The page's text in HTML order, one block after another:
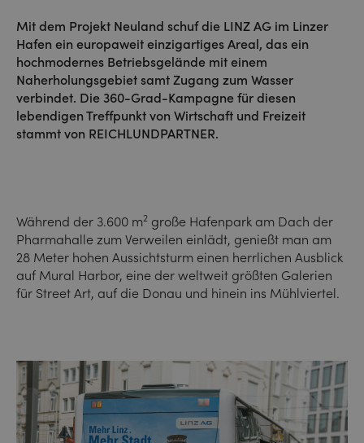
Mit dem Projekt Neuland schuf die LINZ AG im Linzer
Hafen ein europaweit einzigartiges Areal, das ein
hochmodernes Betriebsgelände mit einem
Naherholungsgebiet samt Zugang zum Wasser
verbindet. Die 360-Grad-Kampagne für diesen
lebendigen Treffpunkt von Wirtschaft und Freizeit
stammt von REICHLUNDPARTNER.
Während der 3.600 m2 große Hafenpark am Dach der
Pharmahalle zum Verweilen einlädt, genießt man am
28 Meter hohen Aussichtsturm einen herrlichen Ausblick
auf Mural Harbor, eine der weltweit größten Galerien
für Street Art, auf die Donau und hinein ins Mühlviertel.